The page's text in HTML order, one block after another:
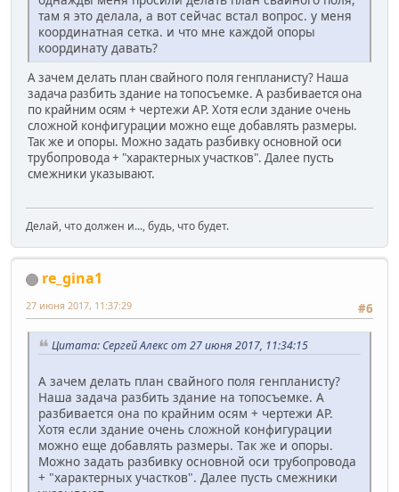
там я это делала, а вот сейчас встал вопрос. у меня
координатная сетка. и что мне каждой опоры
координату давать?
А зачем делать план свайного поля генпланисту? Наша
задача разбить здание на топосъемке. А разбивается она
по крайним осям + чертежи АР. Хотя если здание очень
сложной конфигурации можно еще добавлять размеры.
Так же и опоры. Можно задать разбивку основной оси
трубопровода + "характерных участков". Далее пусть
смежники указывают.
Делай, что должен и..., будь, что будет.
re_gina1
#6
27 июня 2017, 11:37:29
Цитата: Сергей Алекс от 27 июня 2017, 11:34:15
А зачем делать план свайного поля генпланисту?
Наша задача разбить здание на топосъемке. А
разбивается она по крайним осям + чертежи АР.
Хотя если здание очень сложной конфигурации
можно еще добавлять размеры. Так же и опоры.
Можно задать разбивку основной оси трубопровода
+ "характерных участков". Далее пусть смежники